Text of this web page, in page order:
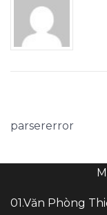
parsererror
01.Văn Phòng